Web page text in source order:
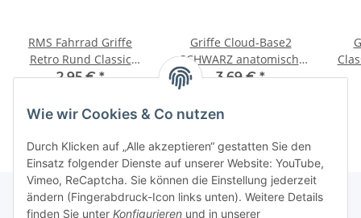
Wie wir Cookies & Co nutzen
Durch Klicken auf „Alle akzeptieren“ gestatten Sie den
Einsatz folgender Dienste auf unserer Website: YouTube,
Vimeo, ReCaptcha. Sie können die Einstellung jederzeit
ändern (Fingerabdruck-Icon links unten). Weitere Details
finden Sie unter Konfigurieren und in unserer
RMS Fahrrad Griffe
Retro Rund Classic
EDITION by Holland2,95 €*
Griffe Cloud-Base2
SCHWARZ anatomisch.
130mm/95mm Ergo
EINGETROFFEN*
3,69 €*